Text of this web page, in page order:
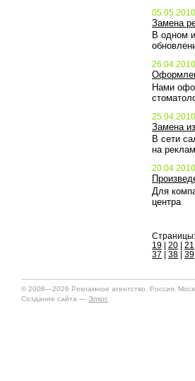
05.05.2010
Замена
В одном
26.04.2010
Нами
25.04.2010
Замена
В сети
на
20.04.2010
Для
центра
Страницы:
19 | 20 | 21
37 | 38 | 39
© 2008—2026 Рекламное агентство. Россия,
Создание сайта — Элкос